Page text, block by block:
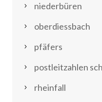
niederbüren
oberdiessbach
pfäfers
postleitzahlen
rheinfall